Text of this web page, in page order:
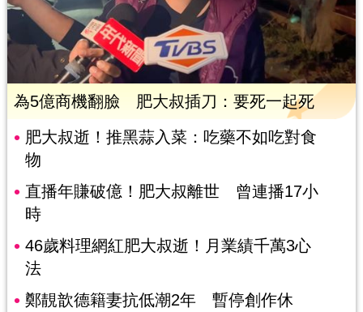
為5億商機翻臉 肥大叔插刀：要死一起死
肥大叔逝！推黑蒜入菜：吃藥不如吃對食
物
直播年賺破億！肥大叔離世 曾連播17小
時
46歲料理網紅肥大叔逝！月業績千萬3心
法
鄭靚歆德籍妻抗低潮2年 暫停創作休